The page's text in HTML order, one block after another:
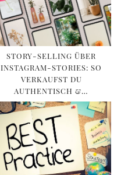
STORY-SELLING ÜBER
INSTAGRAM-STORIES: SO
VERKAUFST DU
AUTHENTISCH &…